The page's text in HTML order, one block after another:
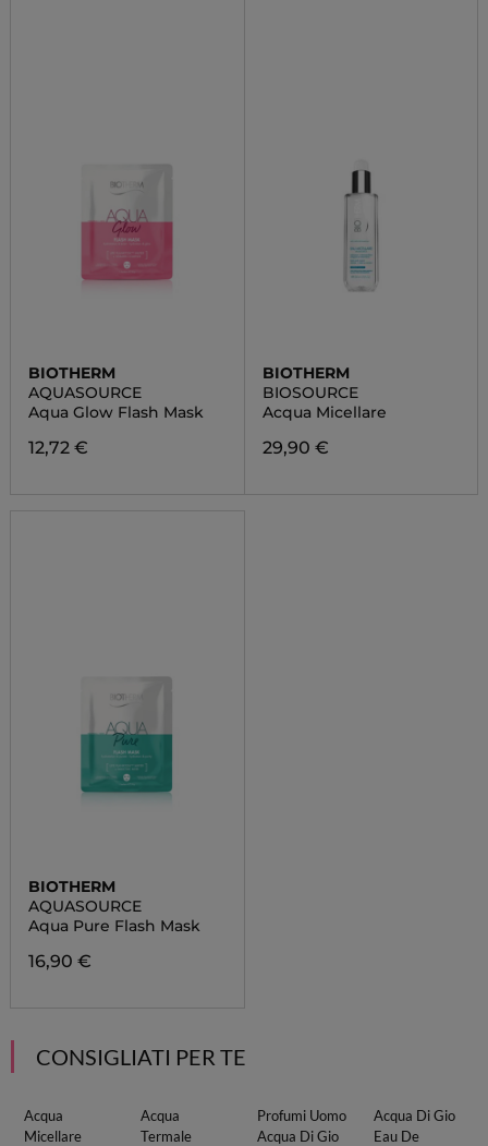
BIOTHERM
AQUASOURCE
Aqua Glow Flash Mask
12,72 €
BIOTHERM
BIOSOURCE
Acqua Micellare
29,90 €
BIOTHERM
AQUASOURCE
Aqua Pure Flash Mask
16,90 €
CONSIGLIATI PER TE
Acqua
Micellare
Acqua
Termale
Profumi Uomo
Acqua Di Gio
Acqua Di Gio
Eau De